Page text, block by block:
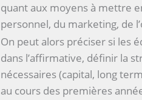
quant aux moyens à mettre
personnel, du marketing, de
On peut alors préciser si les
dans l’affirmative, définir la
nécessaires (capital, long
au cours des premières